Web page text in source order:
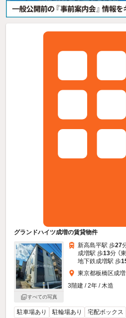
グランドハイツ成増の賃貸物件
すべての写真
新高島平駅 歩27
成増駅 歩13分 （
地下鉄成増駅 歩
東京都板橋区成増
3階建 / 2年 / 木造
駐車場あり 駐輪場あり 宅配ボックス